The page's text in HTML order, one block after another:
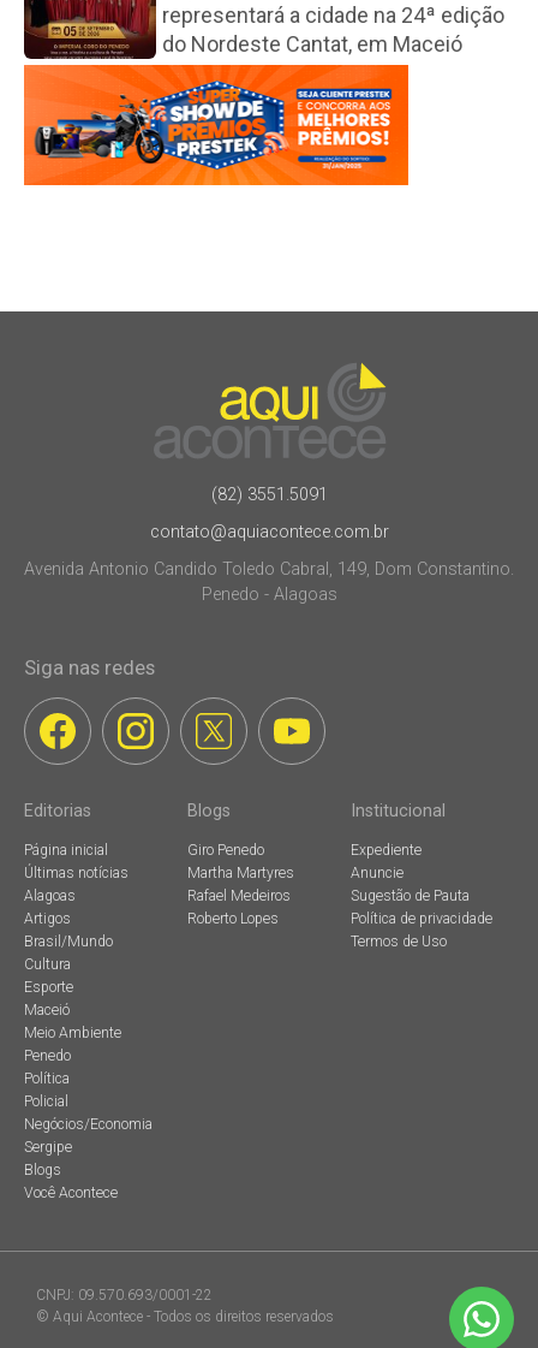
representará a cidade na 24ª edição
do Nordeste Cantat, em Maceió
(82) 3551.5091
contato@aquiacontece.com.br
Avenida Antonio Candido Toledo Cabral, 149, Dom Constantino.
Penedo - Alagoas
Siga nas redes
Editorias
Página inicial
Últimas notícias
Alagoas
Artigos
Brasil/Mundo
Cultura
Esporte
Maceió
Meio Ambiente
Penedo
Política
Policial
Negócios/Economia
Sergipe
Blogs
Você Acontece
Blogs
Giro Penedo
Martha Martyres
Rafael Medeiros
Roberto Lopes
Institucional
Expediente
Anuncie
Sugestão de Pauta
Política de privacidade
Termos de Uso
CNPJ: 09.570.693/0001-22
© Aqui Acontece - Todos os direitos reservados